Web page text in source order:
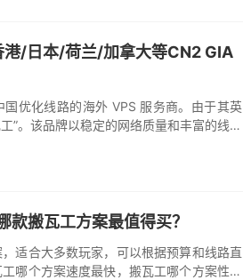
/日本/荷兰/加拿大等CN2 GIA
优化线路的海外 VPS 服务商。由于其英
”。该品牌以稳定的网络质量和丰富的线路
搬瓦工方案最值得买？
适合大多数玩家，可以根据预算和线路直
哪个方案速度最快，搬瓦工哪个方案性价